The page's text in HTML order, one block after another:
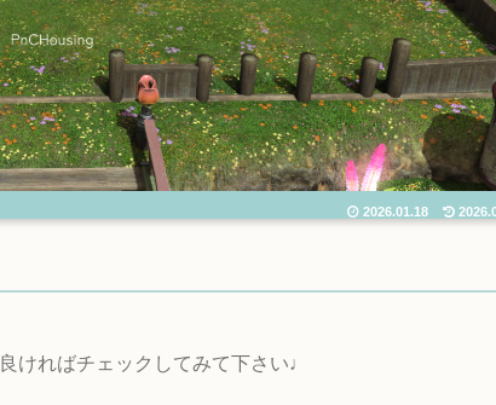
2026.01.18
ければチェックしてみて下さい♩